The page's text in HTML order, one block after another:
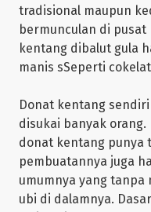
tradisional maupun
bermunculan di
kentang dibalut gula
manis sSeperti
Donat kentang
disukai banyak
donat kentang punya
pembuatannya juga
umumnya yang
ubi di dalamnya.